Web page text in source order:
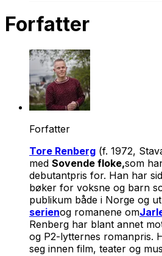
Forfatter
Forfatter
Tore Renberg (f. 1972,
med Sovende floke,som
debutantpris for. Han har
bøker for voksne og barn
publikum både i Norge og
serienog romanene om
Renberg har blant annet
og P2-lytternes romanpris.
seg innen film, teater og